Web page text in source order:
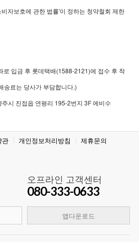
자보호에 관한 법률'이 정하는 청약철회 제한
로 입금 후 롯데택배(1588-2121)에 접수 후 착
송료는 당사가 부담합니다.)
시 진접읍 연평리 195-2번지 3F 에비수
관 개인정보처리방침 제휴문의
오프라인 고객센터
080-333-0633
앱다운로드